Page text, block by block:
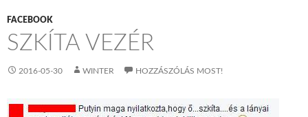
FACEBOOK
SZKÍTA VEZÉR
2016-05-30 WINTER HOZZÁSZÓLÁS MOST!